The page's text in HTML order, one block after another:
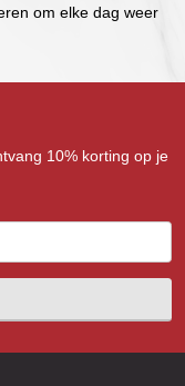
om elke dag weer
10% korting op je